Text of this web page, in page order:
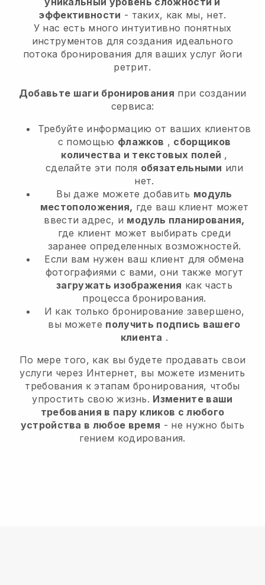
эффективности - таких, как мы, нет.
У нас есть много интуитивно понятных
инструментов для создания идеального
потока бронирования для ваших услуг йоги
ретрит.
Добавьте шаги бронирования при создании
сервиса:
Требуйте информацию от ваших клиентов
с помощью флажков , сборщиков
количества и текстовых полей ,
сделайте эти поля обязательными или
нет.
Вы даже можете добавить модуль
местоположения, где ваш клиент может
ввести адрес, и модуль планирования,
где клиент может выбирать среди
заранее определенных возможностей.
Если вам нужен ваш клиент для обмена
фотографиями с вами, они также могут
загружать изображения как часть
процесса бронирования.
И как только бронирование завершено,
вы можете получить подпись вашего
клиента .
По мере того, как вы будете продавать свои
услуги через Интернет, вы можете изменить
требования к этапам бронирования, чтобы
упростить свою жизнь. Измените ваши
требования в пару кликов с любого
устройства в любое время - не нужно быть
гением кодирования.